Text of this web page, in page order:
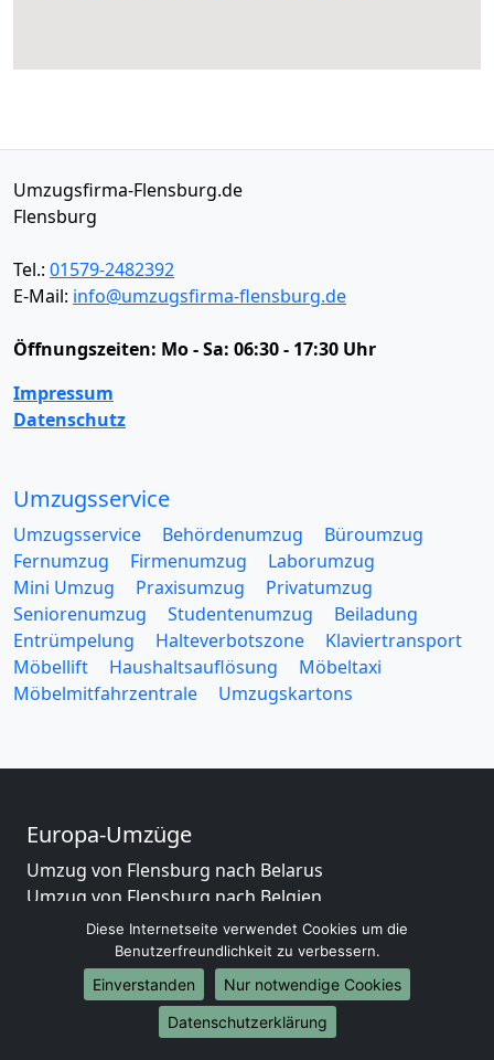
Umzugsfirma-Flensburg.de
Flensburg
Tel.: 01579-2482392
E-Mail: info@umzugsfirma-flensburg.de
Öffnungszeiten: Mo - Sa: 06:30 - 17:30 Uhr
Impressum
Datenschutz
Umzugsservice
Umzugsservice Behördenumzug
Büroumzug
Fernumzug
Firmenumzug
Laborumzug
Mini Umzug
Praxisumzug
Privatumzug
Seniorenumzug
Studentenumzug
Beiladung
Entrümpelung
Halteverbotszone
Klaviertransport
Möbellift
Haushaltsauflösung
Möbeltaxi
Möbelmitfahrzentrale
Umzugskartons
Europa-Umzüge
Umzug von Flensburg nach Belarus
Umzug von Flensburg nach Belgien
Umzug von Flensburg nach Bulgarien
Umzug von Flensburg nach Dänemark
Umzug von Flensburg nach England
Umzug von Flensburg nach Portugal
Umzug von Flensburg nach Bosnien
Diese Internetseite verwendet Cookies um die
Benutzerfreundlichkeit zu verbessern.
Einverstanden
Nur notwendige Cookies
Datenschutzerklärung